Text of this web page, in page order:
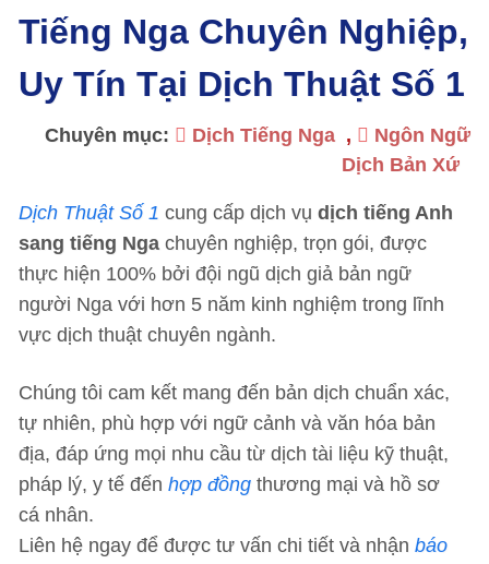
Tiếng Nga Chuyên Nghiệp,
Uy Tín Tại Dịch Thuật Số 1
Chuyên mục: Dịch Tiếng Nga ,
Ngôn Ngữ
Dịch Bản Xứ
Dịch Thuật Số 1 cung cấp dịch vụ dịch tiếng Anh
sang tiếng Nga chuyên nghiệp, trọn gói, được
thực hiện 100% bởi đội ngũ dịch giả bản ngữ
người Nga với hơn 5 năm kinh nghiệm trong lĩnh
vực dịch thuật chuyên ngành.
Chúng tôi cam kết mang đến bản dịch chuẩn xác,
tự nhiên, phù hợp với ngữ cảnh và văn hóa bản
địa, đáp ứng mọi nhu cầu từ dịch tài liệu kỹ thuật,
pháp lý, y tế đến hợp đồng thương mại và hồ sơ
cá nhân.
Liên hệ ngay để được tư vấn chi tiết và nhận báo